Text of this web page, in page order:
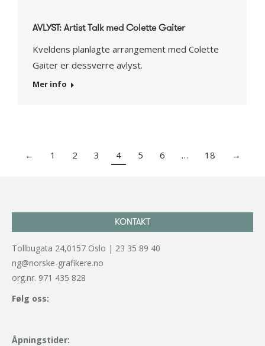
AVLYST: Artist Talk med Colette Gaiter
Kveldens planlagte arrangement med Colette
Gaiter er dessverre avlyst.
Mer info
← 1 2 3 4 5 6 … 18 →
KONTAKT
Tollbugata 24,0157 Oslo | 23 35 89 40
ng@norske-grafikere.no
org.nr. 971 435 828
Følg oss:
Åpningstider: